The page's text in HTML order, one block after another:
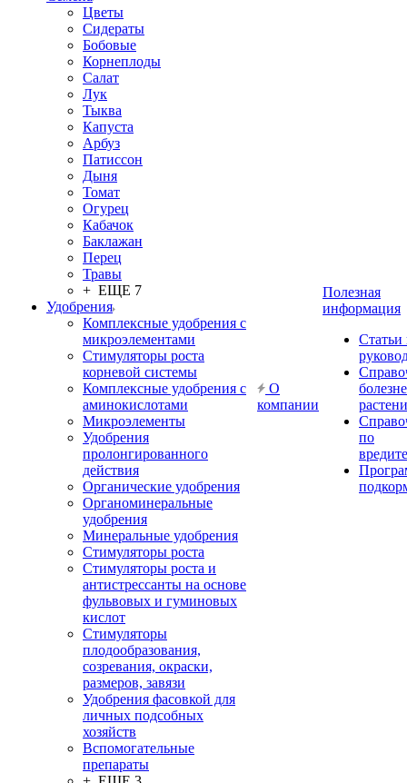
Цветы
Сидераты
Бобовые
Корнеплоды
Салат
Лук
Тыква
Капуста
Арбуз
Патиссон
Дыня
Томат
Огурец
Кабачок
Баклажан
Перец
Травы
+ ЕЩЕ 7
Удобрения
Комплексные удобрения с
микроэлементами
Стимуляторы роста
корневой системы
Комплексные удобрения с
аминокислотами
Микроэлементы
Удобрения
пролонгированного
действия
Органические удобрения
Органоминеральные
удобрения
Минеральные удобрения
Стимуляторы роста
Стимуляторы роста и
антистрессанты на основе
фульвовых и гуминовых
кислот
Стимуляторы
плодообразования,
созревания, окраски,
размеров, завязи
Удобрения фасовкой для
личных подсобных
хозяйств
Вспомогательные
препараты
О
компании
Полезная
информация
Статьи
по